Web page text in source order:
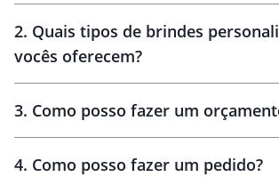
Brindes personalizados
2. Quais tipos de brindes
vocês oferecem?
3. Como posso fazer um
4. Como posso fazer um pedido?